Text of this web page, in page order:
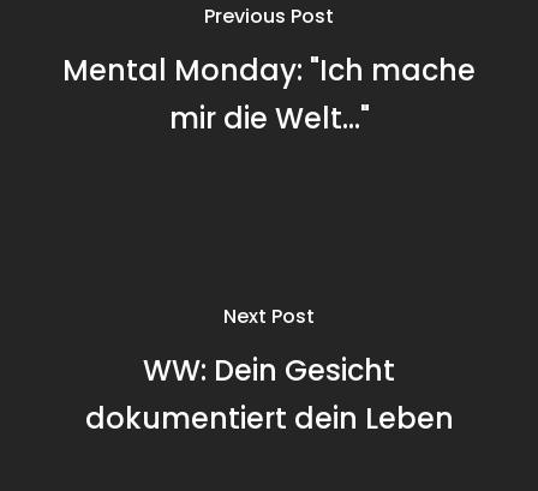
Previous Post
Mental Monday: "Ich mache
mir die Welt..."
Next Post
WW: Dein Gesicht
dokumentiert dein Leben